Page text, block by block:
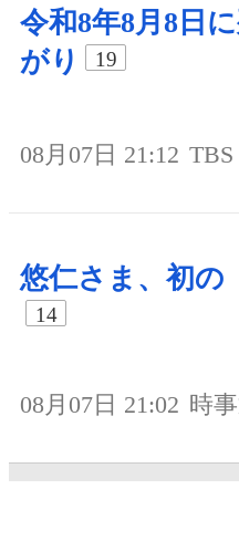
令和8年8月8日
がり
19
08月07日 21:12
悠仁さま、初の
14
08月07日 21:02 時